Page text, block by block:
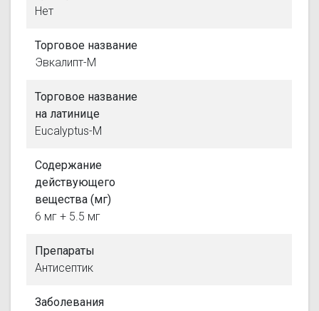
Нет
Торговое название
Эвкалипт-М
Торговое название
на латинице
Eucalyptus-M
Содержание
действующего
вещества (мг)
6 мг + 5.5 мг
Препараты
Антисептик
Заболевания